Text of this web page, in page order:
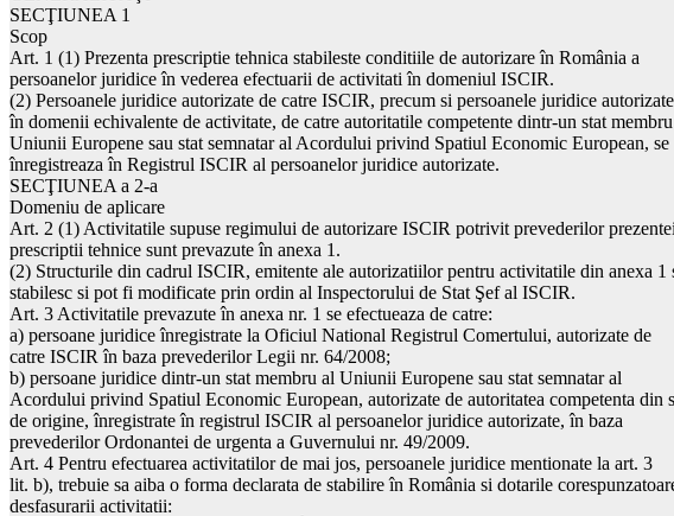
SECŢIUNEA 1
Scop
Art. 1 (1) Prezenta prescriptie tehnica stabileste conditiile de autorizare în România a
persoanelor juridice în vederea efectuarii de activitati în domeniul ISCIR.
(2) Persoanele juridice autorizate de catre ISCIR, precum si persoanele juridice autorizate
în domenii echivalente de activitate, de catre autoritatile competente dintr-un stat
Uniunii Europene sau stat semnatar al Acordului privind Spatiul Economic European, se
înregistreaza în Registrul ISCIR al persoanelor juridice autorizate.
SECŢIUNEA a 2-a
Domeniu de aplicare
Art. 2 (1) Activitatile supuse regimului de autorizare ISCIR potrivit prevederilor prezentei
prescriptii tehnice sunt prevazute în anexa 1.
(2) Structurile din cadrul ISCIR, emitente ale autorizatiilor pentru activitatile din anexa 1
stabilesc si pot fi modificate prin ordin al Inspectorului de Stat Şef al ISCIR.
Art. 3 Activitatile prevazute în anexa nr. 1 se efectueaza de catre:
a) persoane juridice înregistrate la Oficiul National Registrul Comertului, autorizate de
catre ISCIR în baza prevederilor Legii nr. 64/2008;
b) persoane juridice dintr-un stat membru al Uniunii Europene sau stat semnatar al
Acordului privind Spatiul Economic European, autorizate de autoritatea competenta din
de origine, înregistrate în registrul ISCIR al persoanelor juridice autorizate, în baza
prevederilor Ordonantei de urgenta a Guvernului nr. 49/2009.
Art. 4 Pentru efectuarea activitatilor de mai jos, persoanele juridice mentionate la art. 3
lit. b), trebuie sa aiba o forma declarata de stabilire în România si dotarile
desfasurarii activitatii: